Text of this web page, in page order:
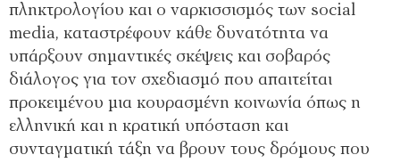
πληκτρολογίου και ο ναρκισσισμός των social
media, καταστρέφουν κάθε δυνατότητα να
υπάρξουν σημαντικές σκέψεις και σοβαρός
διάλογος για τον σχεδιασμό που απαιτείται
προκειμένου μια κουρασμένη κοινωνία όπως η
ελληνική και η κρατική υπόσταση και
συνταγματική τάξη να βρουν τους δρόμους που